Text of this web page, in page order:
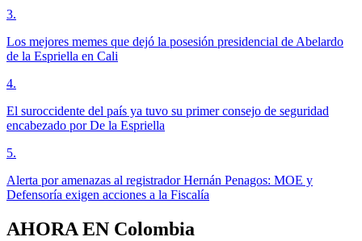
3.
Los mejores memes que dejó la posesión presidencial de Abelardo
de la Espriella en Cali
4.
El suroccidente del país ya tuvo su primer consejo de seguridad
encabezado por De la Espriella
5.
Alerta por amenazas al registrador Hernán Penagos: MOE y
Defensoría exigen acciones a la Fiscalía
AHORA EN Colombia